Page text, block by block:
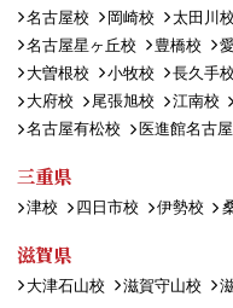
名古屋校 岡崎校 太田川校
名古屋星ヶ丘校
豊橋校
大曽根校
小牧校 長久手校
大府校
尾張旭校 江南校
名古屋有松校
医進館名古
三重県
津校 四日市校 伊勢校
滋賀県
大津石山校 滋賀守山校